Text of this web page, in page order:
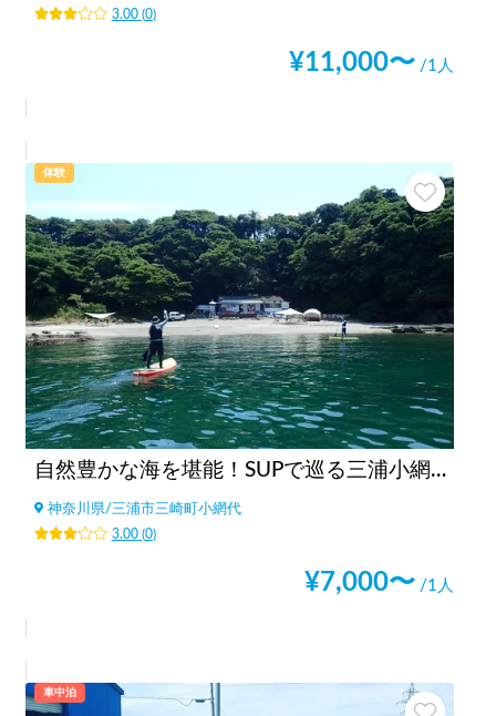
3.00(0)
¥11,000〜 /1人
体験
自然豊かな海を堪能！SUPで巡る三浦小網代湾ツアー
神奈川県/ 三浦市三崎町小網代
3.00(0)
¥7,000〜 /1人
車中泊